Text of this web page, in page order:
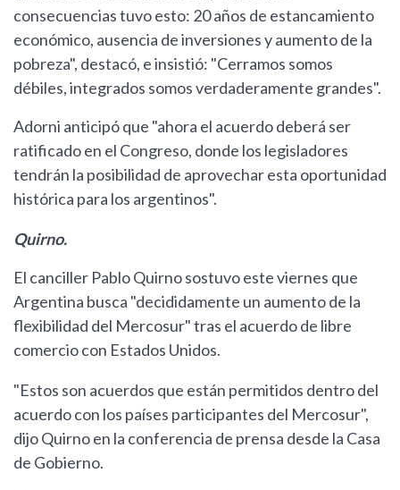
consecuencias tuvo esto: 20 años de estancamiento
económico, ausencia de inversiones y aumento de la
pobreza", destacó, e insistió: "Cerramos somos
débiles, integrados somos verdaderamente grandes".
Adorni anticipó que "ahora el acuerdo deberá ser
ratificado en el Congreso, donde los legisladores
tendrán la posibilidad de aprovechar esta oportunidad
histórica para los argentinos".
Quirno.
El canciller Pablo Quirno sostuvo este viernes que
Argentina busca "decididamente un aumento de la
flexibilidad del Mercosur" tras el acuerdo de libre
comercio con Estados Unidos.
"Estos son acuerdos que están permitidos dentro del
acuerdo con los países participantes del Mercosur",
dijo Quirno en la conferencia de prensa desde la Casa
de Gobierno.